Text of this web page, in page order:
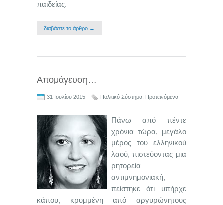
παιδείας.
διαβάστε το άρθρο →
Απομάγευση…
31 Ιουλίου 2015 Πολιτικό Σύστημα Προτεινόμενα
Πάνω από πέντε
χρόνια τώρα, μεγάλο
μέρος του ελληνικού
λαού, πιστεύοντας μια
ρητορεία
αντιμνημονιακή,
πείστηκε ότι υπήρχε
κάπου, κρυμμένη από αργυρώνητους